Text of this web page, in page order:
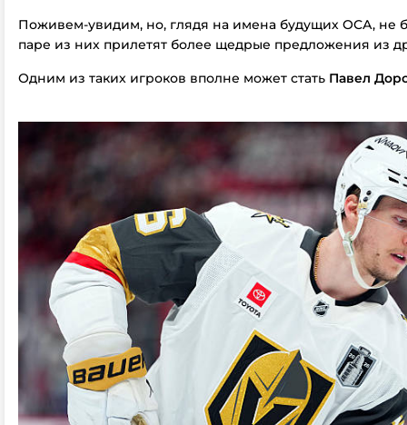
Поживем-увидим, но, глядя на имена будущих ОСА, не
паре из них прилетят более щедрые предложения из
Одним из таких игроков вполне может стать Павел